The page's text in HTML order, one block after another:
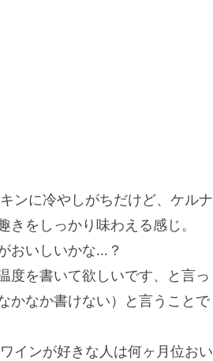
ンに冷やしがちだけど、ケルナ
をしっかり味わえる感じ。
おいしいかな…？
度を書いて欲しいです、と言っ
かなか書けない）と言うことで
インが好きな人は何ヶ月位おい